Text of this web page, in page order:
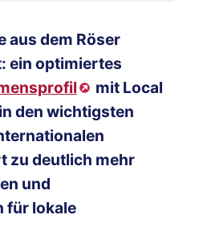
aus dem Röser
ein optimiertes
mit Local
den wichtigsten
zu deutlich mehr
und
für lokale